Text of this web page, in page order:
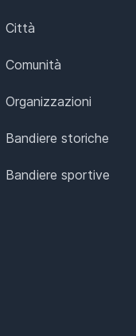
Città
Comunità
Organizzazioni
Bandiere storiche
Bandiere sportive